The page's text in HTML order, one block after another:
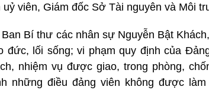
viên, Giám đốc Sở Tài nguyên và Môi
Bí thư các nhân sự Nguyễn Bật
lối sống; vi phạm quy định của
nhiệm vụ được giao, trong phòng,
những điều đảng viên không được làm